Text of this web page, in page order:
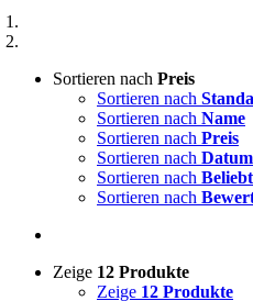
Sortieren nach Preis
Sortieren nach
Sortieren nach Name
Sortieren nach Preis
Sortieren nach Datum
Sortieren nach
Sortieren nach
Zeige 12 Produkte
Zeige 12 Produkte